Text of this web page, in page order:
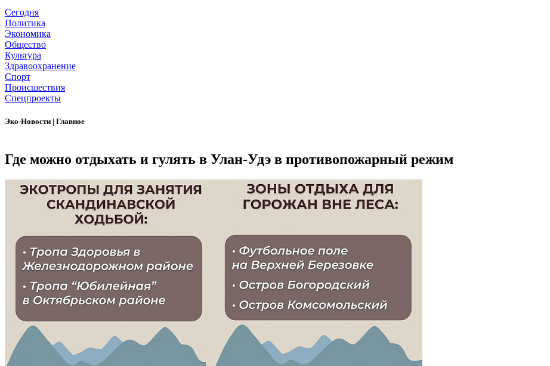
Сегодня
Политика
Экономика
Общество
Культура
Здравоохранение
Спорт
Происшествия
Спецпроекты
Эко-Новости | Главное
Где можно отдыхать и гулять в Улан-Удэ в противопожарный режим